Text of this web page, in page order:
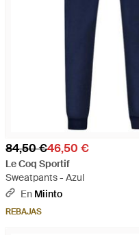
84,50 €46,50 €
Le Coq Sportif
Sweatpants - Azul
En Miinto
REBAJAS